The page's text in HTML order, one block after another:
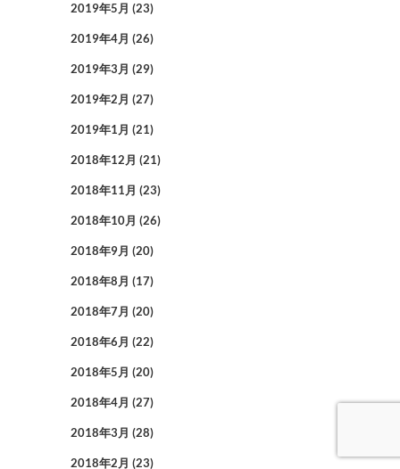
2019年5月 (23)
2019年4月 (26)
2019年3月 (29)
2019年2月 (27)
2019年1月 (21)
2018年12月 (21)
2018年11月 (23)
2018年10月 (26)
2018年9月 (20)
2018年8月 (17)
2018年7月 (20)
2018年6月 (22)
2018年5月 (20)
2018年4月 (27)
2018年3月 (28)
2018年2月 (23)